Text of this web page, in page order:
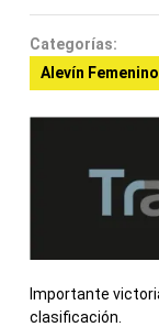
Categorías:
Alevín Femenino
Importante
clasificación.